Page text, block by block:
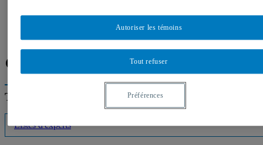
Banque de photos
Facebook
Trouver un expert
Listes d'experts
Tout refuser
Autoriser les témoins
Préférences